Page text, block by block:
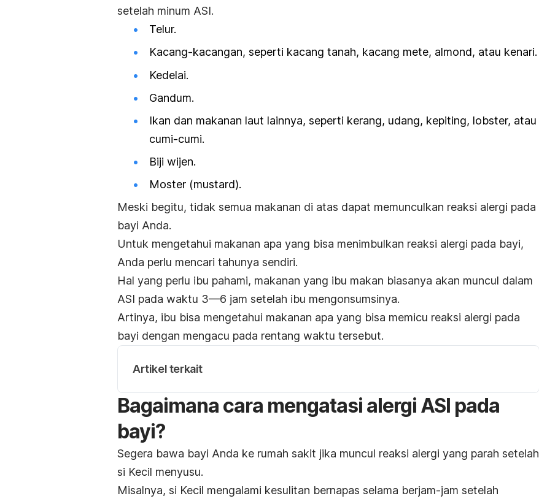
setelah minum ASI.
Telur.
Kacang-kacangan, seperti kacang tanah, kacang mete, almond, atau kenari.
Kedelai.
Gandum.
Ikan dan makanan laut lainnya, seperti kerang, udang, kepiting, lobster, atau
cumi-cumi.
Biji wijen.
Moster (mustard).
Meski begitu, tidak semua makanan di atas dapat memunculkan reaksi alergi pada
bayi Anda.
Untuk mengetahui makanan apa yang bisa menimbulkan reaksi alergi pada bayi,
Anda perlu mencari tahunya sendiri.
Hal yang perlu ibu pahami, makanan yang ibu makan biasanya akan muncul dalam
ASI pada waktu 3—6 jam setelah ibu mengonsumsinya.
Artinya, ibu bisa mengetahui makanan apa yang bisa memicu reaksi alergi pada
bayi dengan mengacu pada rentang waktu tersebut.
Artikel terkait
Bagaimana cara mengatasi alergi ASI pada
bayi?
Segera bawa bayi Anda ke rumah sakit jika muncul reaksi alergi yang parah setelah
si Kecil menyusu.
Misalnya, si Kecil mengalami kesulitan bernapas selama berjam-jam setelah